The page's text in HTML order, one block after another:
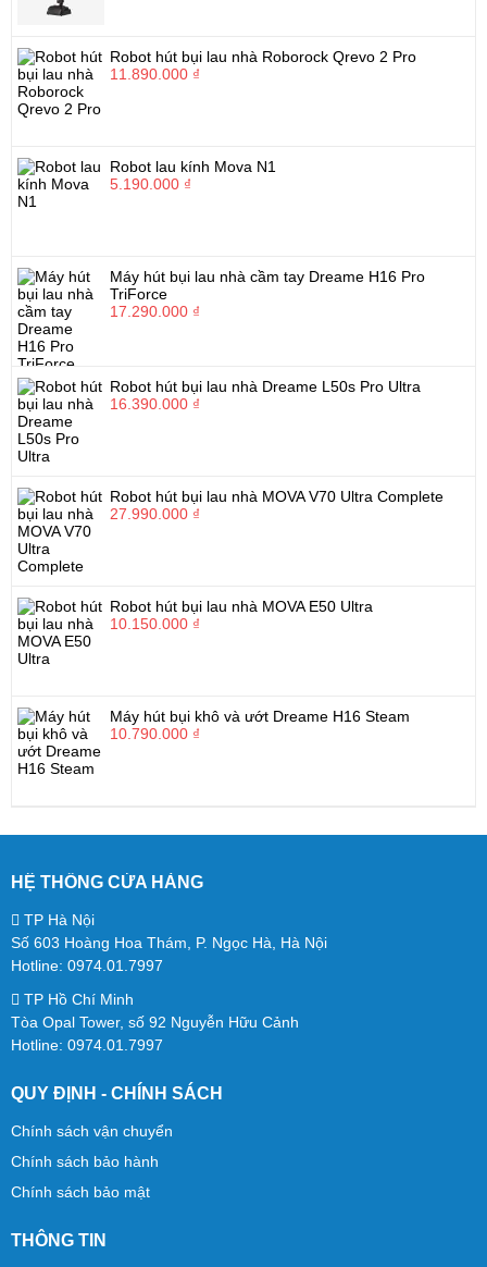
Robot hút bụi lau nhà Roborock Qrevo 2 Pro
11.890.000 ₫
Robot lau kính Mova N1
5.190.000 ₫
Máy hút bụi lau nhà cầm tay Dreame H16 Pro
TriForce
17.290.000 ₫
Robot hút bụi lau nhà Dreame L50s Pro Ultra
16.390.000 ₫
Robot hút bụi lau nhà MOVA V70 Ultra Complete
27.990.000 ₫
Robot hút bụi lau nhà MOVA E50 Ultra
10.150.000 ₫
Máy hút bụi khô và ướt Dreame H16 Steam
10.790.000 ₫
HỆ THỐNG CỬA HÀNG
TP Hà Nội
Số 603 Hoàng Hoa Thám, P. Ngọc Hà, Hà Nội
Hotline: 0974.01.7997
TP Hồ Chí Minh
Tòa Opal Tower, số 92 Nguyễn Hữu Cảnh
Hotline: 0974.01.7997
QUY ĐỊNH - CHÍNH SÁCH
Chính sách vận chuyển
Chính sách bảo hành
Chính sách bảo mật
THÔNG TIN